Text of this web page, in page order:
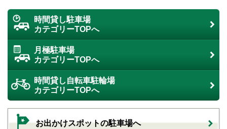
時間貸し駐車場
カテゴリーTOPへ
月極駐車場
カテゴリーTOPへ
時間貸し自転車駐輪場
カテゴリーTOPへ
お出かけスポットの駐車場へ